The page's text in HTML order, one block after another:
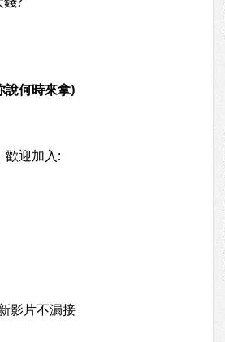
說何時來拿)
歡迎加入:
影片不漏接